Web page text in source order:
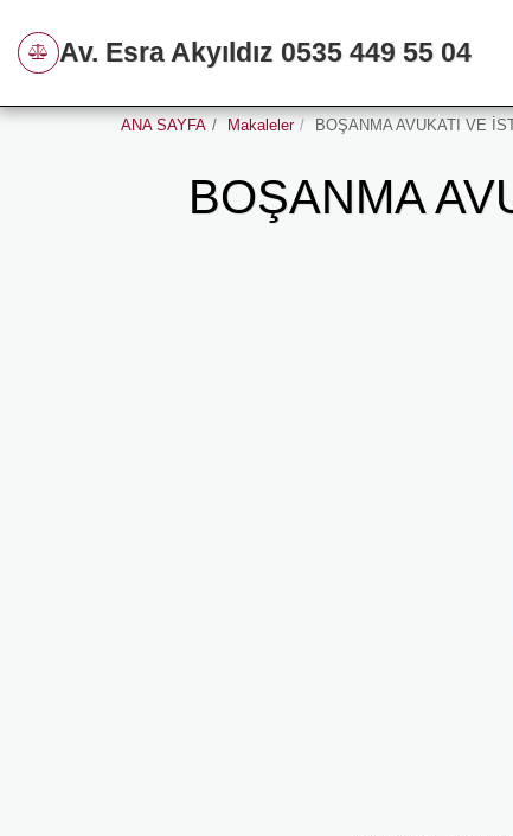
Av. Esra Akyıldız 0535 449 55 04
ANA SAYFA Makaleler BOŞANMA AVUKATI VE
BOŞANMA